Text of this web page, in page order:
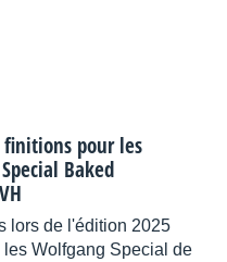
finitions pour les
Baked
lors de l'édition 2025
les Wolfgang Special de